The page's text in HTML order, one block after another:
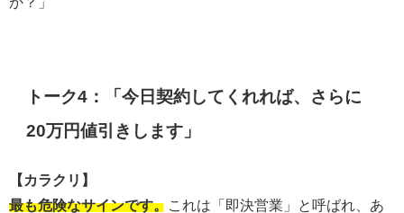
トーク4：「今日契約してくれれば、さらに
20万円値引きします」
【カラクリ】
最も危険なサインです。 これは「即決営業」と呼ばれ、あ